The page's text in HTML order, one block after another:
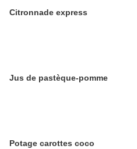
Citronnade express
Jus de pastèque-pomme
Potage carottes coco